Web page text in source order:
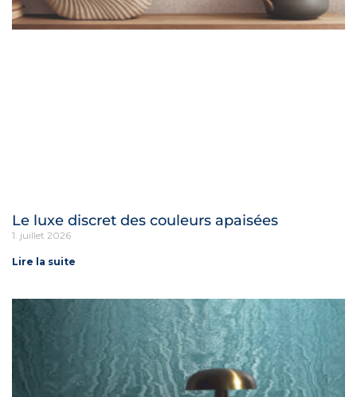
Le luxe discret des couleurs apaisées
1. juillet 2026
Lire la suite